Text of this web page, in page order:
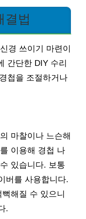
결법
경 쓰이기 마련이
간단한 DIY 수리
첩을 조절하거나
마찰이나 느슨해
이용해 경첩 나
있습니다. 보통
버를 사용합니다.
해질 수 있으니
.